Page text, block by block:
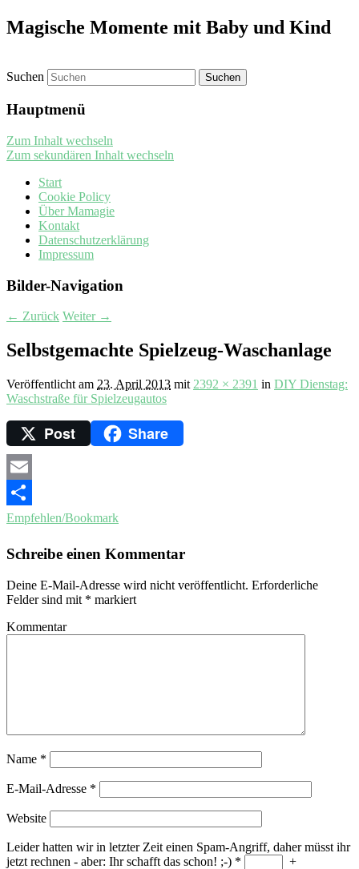
Magische Momente mit Baby und Kind
Suchen
Hauptmenü
Zum Inhalt wechseln
Zum sekundären Inhalt wechseln
Start
Cookie Policy
Über Mamagie
Kontakt
Datenschutzerklärung
Impressum
Bilder-Navigation
← Zurück Weiter →
Selbstgemachte Spielzeug-Waschanlage
Veröffentlicht am 23. April 2013 mit 2392 × 2391 in DIY Dienstag:
Waschstraße für Spielzeugautos
Post Share
Email
Empfehlen/Bookmark
Schreibe einen Kommentar
Deine E-Mail-Adresse wird nicht veröffentlicht. Erforderliche
Felder sind mit * markiert
Kommentar
Name *
E-Mail-Adresse *
Website
Leider hatten wir in letzter Zeit einen Spam-Angriff, daher müsst ihr
jetzt rechnen - aber: Ihr schafft das schon! ;-) * +